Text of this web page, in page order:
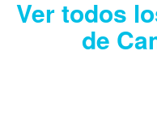
Ver todos
de